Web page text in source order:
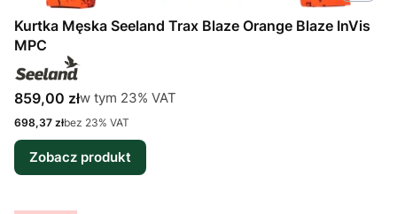
Kurtka Męska Seeland Trax Blaze Orange Blaze InVis
MPC
Cena brutto
859,00 złw tym %s VAT
w tym 23% VAT
Cena netto
698,37 złbez 23% VAT
Zobacz produkt